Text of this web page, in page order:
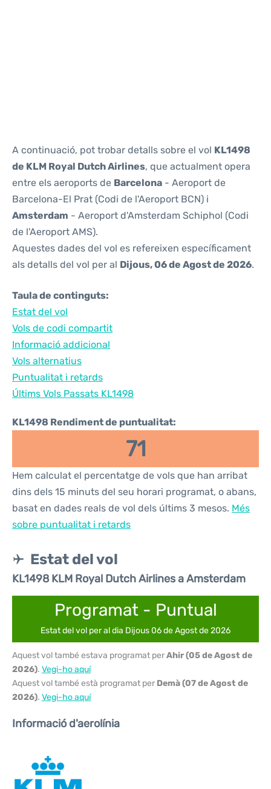
A continuació, pot trobar detalls sobre el vol KL1498
de KLM Royal Dutch Airlines, que actualment opera
entre els aeroports de Barcelona - Aeroport de
Barcelona-El Prat (Codi de l'Aeroport BCN) i
Amsterdam - Aeroport d'Amsterdam Schiphol (Codi
de l'Aeroport AMS).
Aquestes dades del vol es refereixen específicament
als detalls del vol per al Dijous, 06 de Agost de 2026.
Taula de continguts:
Estat del vol
Vols de codi compartit
Informació addicional
Vols alternatius
Puntualitat i retards
Últims Vols Passats KL1498
KL1498 Rendiment de puntualitat:
71
Hem calculat el percentatge de vols que han arribat
dins dels 15 minuts del seu horari programat, o abans,
basat en dades reals de vol dels últims 3 mesos. Més
sobre puntualitat i retards
Estat del vol
KL1498 KLM Royal Dutch Airlines a Amsterdam
Programat - Puntual
Estat del vol per al dia Dijous 06 de Agost de 2026
Aquest vol també estava programat perAhir (05 de Agost de
2026). Vegi-ho aquí
Aquest vol també està programat per Demà (07 de Agost de
2026). Vegi-ho aquí
Informació d'aerolínia